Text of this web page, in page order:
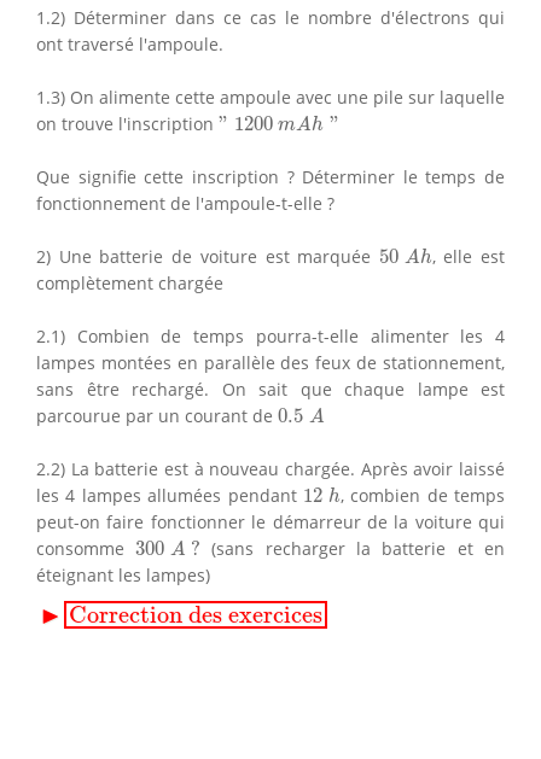
1.2) Déterminer dans ce cas le nombre d'électrons qui
ont traversé l'ampoule.
1.3) On alimente cette ampoule avec une pile sur laquelle
on trouve l'inscription " 1200 mAh "
" 1200m A h"
Que signifie cette inscription ? Déterminer le temps de
fonctionnement de l'ampoule-t-elle ?
2) Une batterie de voiture est marquée 50 Ah
50 Ah, elle est
complètement chargée
2.1) Combien de temps pourra-t-elle alimenter les 4
lampes montées en parallèle des feux de stationnement,
sans être rechargé. On sait que chaque lampe est
parcourue par un courant de 0.5 A
0.5 A
2.2) La batterie est à nouveau chargée. Après avoir laissé
les 4 lampes allumées pendant 12 h
12h, combien de temps
peut-on faire fonctionner le démarreur de la voiture qui
consomme300 A ?
300 A ? (sans recharger la batterie et en
éteignant les lampes)
▶ Correction des exercices
Correction des exercices